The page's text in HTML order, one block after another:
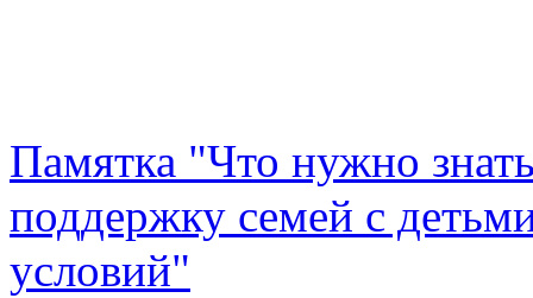
Памятка "Что нужно
поддержку семей с
условий"